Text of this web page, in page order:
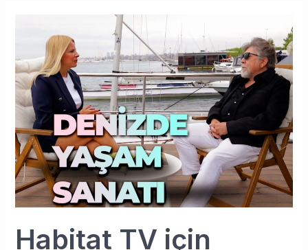
Habitat TV için
için
hazırladığım
‘Denizde
Yaşam
Sanatı’
Programı